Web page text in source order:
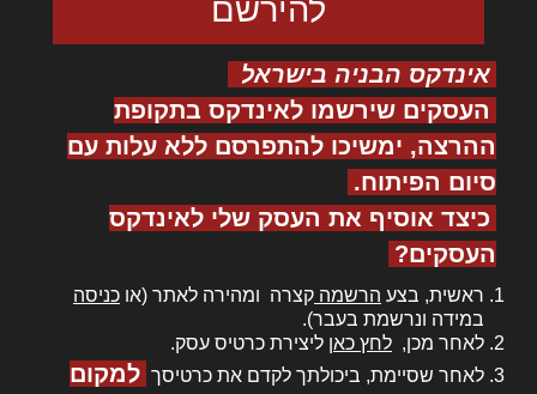
אינדקס הבניה בישראל
העסקים שירשמו לאינדקס בתקופת
ההרצה, ימשיכו להתפרסם ללא עלות עם
סיום הפיתוח.
כיצד אוסיף את העסק שלי לאינדקס
העסקים?
ראשית, בצע הרשמה קצרה ומהירה לאתר (או כניסה
במידה ונרשמת בעבר).
לאחר מכן, לחץ כאן ליצירת כרטיס עסק.
לאחר שסיימת, ביכולתך לקדם את כרטיסך למקום